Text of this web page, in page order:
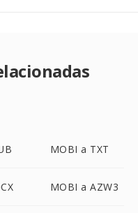
MOBI a TXT
MOBI a AZW3